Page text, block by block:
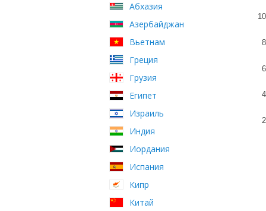
Абхазия
Азербайджан
Вьетнам
Греция
Грузия
Египет
Израиль
Индия
Иордания
Испания
Кипр
Китай